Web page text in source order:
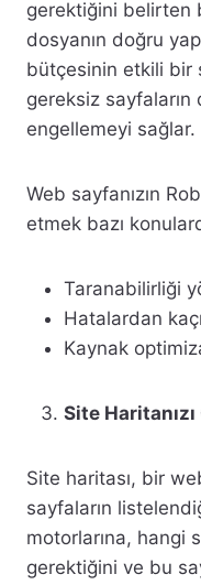
gerektiğini belirten
dosyanın doğru
bütçesinin etkili bir
gereksiz
engellemeyi sağlar.
Web sayfanızın
etmek bazı
Taranabilirliği
Hatalardan
Kaynak
Site
Site haritası, bir
sayfaların
motorlarına, hangi
gerektiğini ve bu